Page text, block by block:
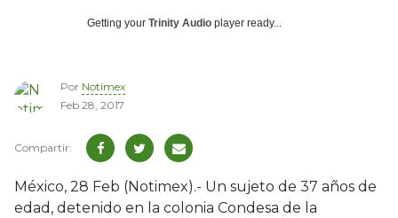
Getting your Trinity Audio player ready...
Por Notimex
Feb 28, 2017
México, 28 Feb (Notimex).- Un sujeto de 37 años de
edad, detenido en la colonia Condesa de la